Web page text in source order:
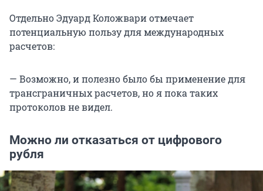
Отдельно Эдуард Коложвари отмечает
потенциальную пользу для международных
расчетов:
— Возможно, и полезно было бы применение для
трансграничных расчетов, но я пока таких
протоколов не видел.
Можно ли отказаться от цифрового
рубля